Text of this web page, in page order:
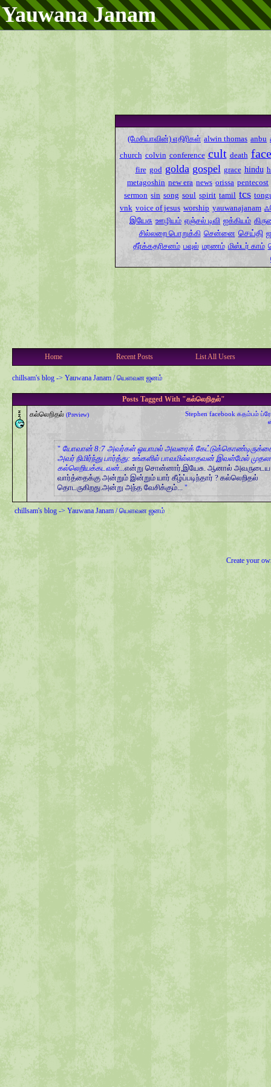
Yauwana Janam
(மேசியாவின்) எதிரிகள் alwin thomas anbu
church colvin conference cult death
fire god golda gospel grace hindu
metagoshin new era news orissa pentecost
sermon sin song soul spirit tamil tcs
vnk voice of jesus worship yauwanajanam
இயேசு ஊழியம் ஏஞ்சல் டிவி ஐக்கியம்
சில்லறை பொறுக்கி சென்னை செய்தி
தீர்க்கதரிசனம் பவுல் மரணம் மிஸ்டர் காம்
Home Recent Posts List All Users
chillsam's blog -> Yauwana Janam / யௌவன ஜனம்
Posts Tagged With "கல்லெறிதல்"
Stephen facebook கதம்பம்
கல்லெறிதல் (Preview)
யோவான் 8:7 அவர்கள் ஓயாமல் அவரைக்
அவர் நிமிர்ந்து பார்த்து: உங்களில் பாவமில்லாதவன் இவள்மேல்
கல்லெறியக்கடவன்...என்று சொன்னார்,இயேசு. ஆனால் அவருடைய
வார்த்தைக்கு அன்றும் இன்றும் யார் கீழ்ப்படிந்தார் ? கல்லெறிதல்
தொடருகிறது.அன்று அந்த வேசிக்கும்...
chillsam's blog -> Yauwana Janam / யௌவன ஜனம்
Create your